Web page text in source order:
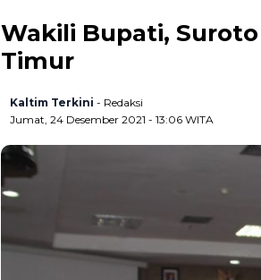
Wakili Bupati,
Timur
Kaltim Terkini - Redaksi
Jumat, 24 Desember 2021 - 13:06 WITA